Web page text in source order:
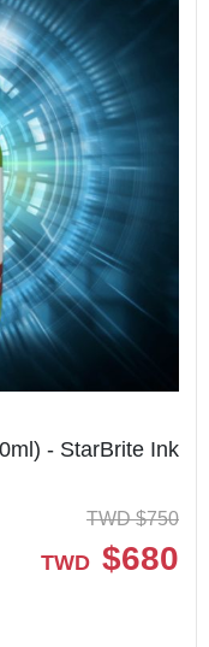
- StarBrite Ink
TWD $750
TWD $680